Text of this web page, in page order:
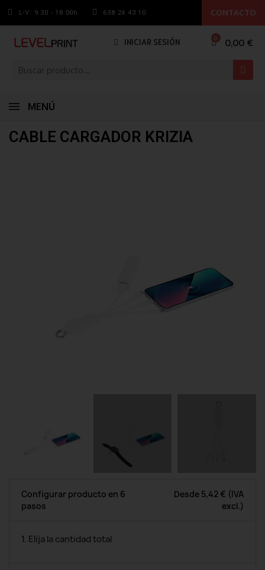
L-V: 9.30 - 18:00h 638 24 43 10 CONTACTO
INICIAR SESIÓN 0,00 €
MENÚ
CABLE CARGADOR KRIZIA
Configurar producto en 6
pasos
Desde 5,42 € (IVA
excl.)
1. Elija la cantidad total